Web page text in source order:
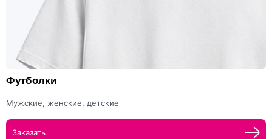
Футболки
Мужские, женские, детские
Заказать